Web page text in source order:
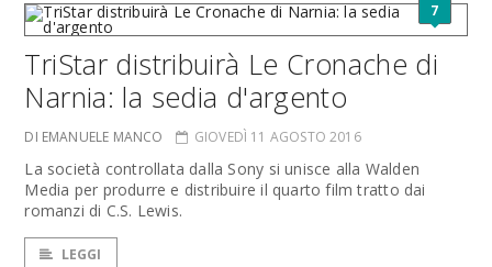
7
TriStar distribuirà Le Cronache di
Narnia: la sedia d'argento
DI EMANUELE MANCO GIOVEDÌ 11 AGOSTO 2016
La società controllata dalla Sony si unisce alla Walden
Media per produrre e distribuire il quarto film tratto dai
romanzi di C.S. Lewis.
LEGGI